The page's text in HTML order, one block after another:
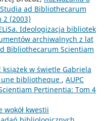
Studia ad Bibliothecarum
2 (2003)
Ideologizacja bibliotek
archiwalnych z lat
Bibliothecarum Scientiam
książek w świetle Gabriela
bibliotheque , AUPC
Pertinentia: Tom 4
wokół kwestii